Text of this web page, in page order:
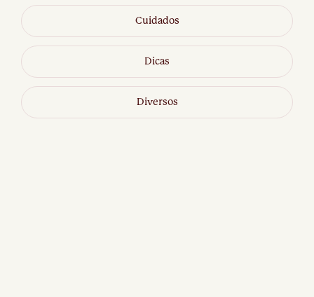
Cuidados
Dicas
Diversos